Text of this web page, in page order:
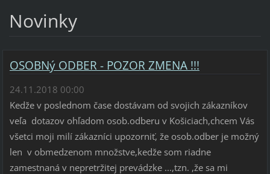
Novinky
OSOBNý ODBER - POZOR ZMENA !!!
24.11.2018 00:00
Kedže v poslednom čase dostávam od svojich zákazníkov
veľa dotazov ohľadom osob.odberu v Košiciach,chcem Vás
všetci moji milí zákazníci upozorniť, že osob.odber je možný
len v obmedzenom množstve,kedže som riadne
zamestnaná v nepretržitej prevádzke ...,tzn. ,že sa mi